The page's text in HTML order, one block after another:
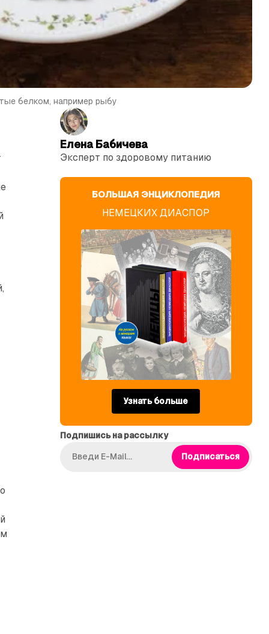
белком, например рыбу
Елена Бабичева
Эксперт по здоровому питанию
БОЛЬШАЯ ЭНЦИКЛОПЕДИЯ
НЕМЕЦКИХ ДИАСПОР
Узнать больше
Подпишись на рассылку
Подписаться